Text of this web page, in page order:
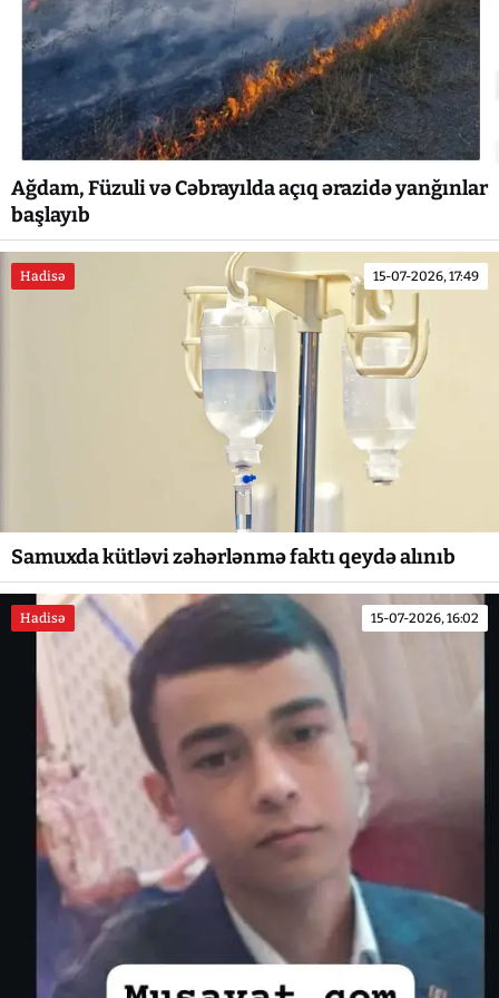
Ağdam, Füzuli və Cəbrayılda açıq ərazidə yanğınlar
başlayıb
Hadisə 15-07-2026, 17:49
Samuxda kütləvi zəhərlənmə faktı qeydə alınıb
Hadisə 15-07-2026, 16:02